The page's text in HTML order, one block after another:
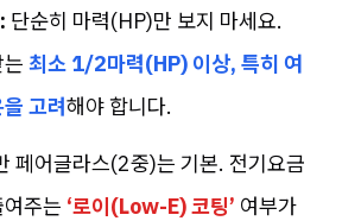
단순히 마력(HP)만 보지 마세요.
최소 1/2마력(HP) 이상, 특히 여
고려해야 합니다.
페어글라스(2중)는 기본. 전기요금
주는 ‘로이(Low-E) 코팅’ 여부가